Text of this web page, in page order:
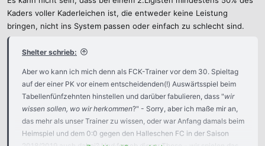
Kaders voller Kaderleichen ist, die entweder keine Leistung
bringen, nicht ins System passen oder einfach zu schlecht sind.
Shelter schrieb:
Aber wo kann ich mich denn als FCK-Trainer vor dem 30. Spieltag
auf der einer PK vor einem entscheidenden(!) Auswärtsspiel beim
Tabellenfünfzehnten hinstellen und darüber fabulieren, dass "wir
wissen sollen, wo wir herkommen?" - Sorry, aber ich maße mir an,
das mehr als unser Trainer zu wissen, oder war Anfang damals beim
Heimspiel und dem 0:0 gegen den Halleschen FC in der Saison